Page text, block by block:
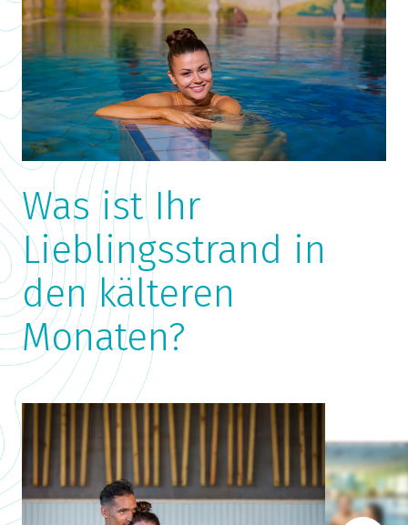
Was ist Ihr
Lieblingsstrand in
den kälteren
Monaten?